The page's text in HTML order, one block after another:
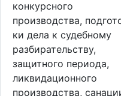
конкурсного
производства,
ки дела к судебному
разбирательству,
защитного периода,
ликвидационного
производства,